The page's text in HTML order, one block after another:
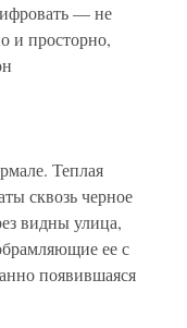
— не
и просторно,
Теплая
сквозь черное
видны улица,
ее с
появившаяся